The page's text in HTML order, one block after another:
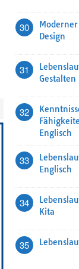
30
Design
31
Gestalten
32
Englisch
33
Englisch
34
Kita
35